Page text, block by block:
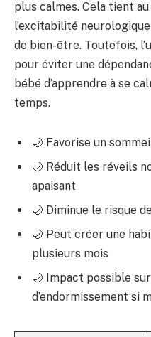
plus calmes. Cela tient
l’excitabilité
de bien-être. Toutefois,
pour éviter une
bébé d’apprendre à se
temps.
🌙 Favorise un
🌙 Réduit les réveils
apaisant
🌙 Diminue le risque
🌙 Peut créer une
plusieurs mois
🌙 Impact possible
d’endormissement si